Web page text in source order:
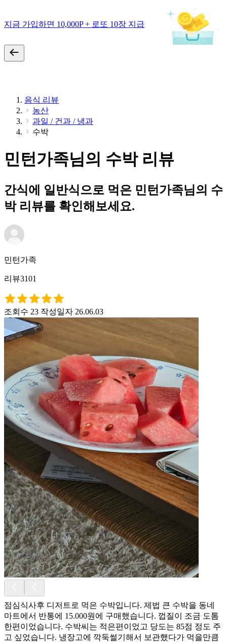
지금 가입하면 10,000P + 로또 10장 지급
음식 리뷰
농산
과일 / 건과 / 냉과
수박
민턴가족님의 수박 리뷰
간식에 일반식으로 먹은 민턴가족님의 수
박 리뷰를 확인해보세요.
민턴가족
리뷰3101
조회수 23 작성일자 26.06.03
점심식사후 디저트로 먹은 수박입니다. 제법 큰 수박을 동네
마트에서 반통에 15.000원에 구매했습니다. 껍질이 조금 도톰
한편이었습니다. 수박씨는 적은편이었고 당도는 85점 정도 주
고 싶었습니다. 냉장고에 깍둑썰기해서 보관했다가 먹을만큼